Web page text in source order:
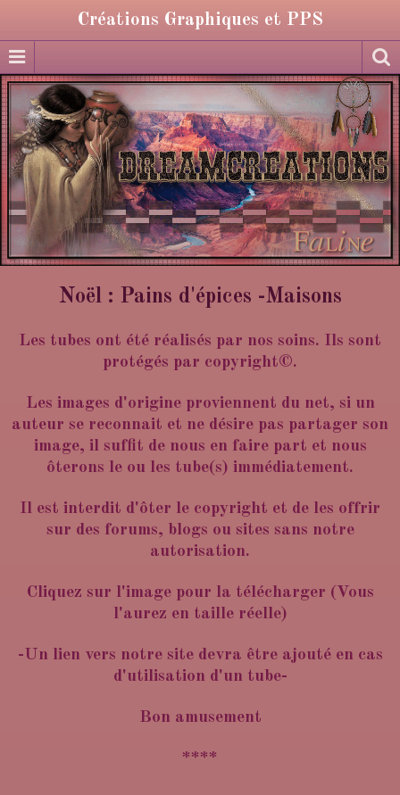
Créations Graphiques et PPS
Noël : Pains d'épices -Maisons
Les tubes ont été réalisés par nos soins. Ils sont
protégés par copyright©.
Les images d'origine proviennent du net, si un
auteur se reconnait et ne désire pas partager son
image, il suffit de nous en faire part et nous
ôterons le ou les tube(s) immédiatement.
Il est interdit d'ôter le copyright et de les offrir
sur des forums, blogs ou sites sans notre
autorisation.
Cliquez sur l'image pour la télécharger (Vous
l'aurez en taille réelle)
-Un lien vers notre site devra être ajouté en cas
d'utilisation d'un tube-
Bon amusement
****